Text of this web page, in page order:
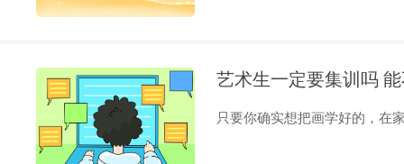
艺术生一定要集训吗
只要你确实想把画学好的，在